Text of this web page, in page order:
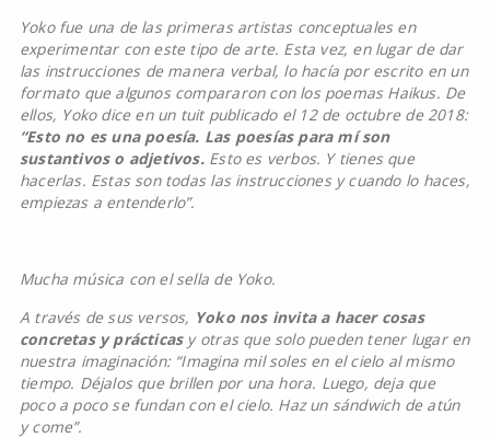
Yoko fue una de las primeras artistas conceptuales en
experimentar con este tipo de arte. Esta vez, en lugar de dar
las instrucciones de manera verbal, lo hacía por escrito en un
formato que algunos compararon con los poemas Haikus. De
ellos, Yoko dice en un tuit publicado el 12 de octubre de 2018:
“Esto no es una poesía. Las poesías para mí son
sustantivos o adjetivos.Esto es verbos. Y tienes que
hacerlas. Estas son todas las instrucciones y cuando lo haces,
empiezas a entenderlo”.
Mucha música con el sella de Yoko.
A través de sus versos, Yoko nos invita a hacer cosas
concretas y prácticasy otras que solo pueden tener lugar en
nuestra imaginación: “Imagina mil soles en el cielo al mismo
tiempo. Déjalos que brillen por una hora. Luego, deja que
poco a poco se fundan con el cielo. Haz un sándwich de atún
y come”.